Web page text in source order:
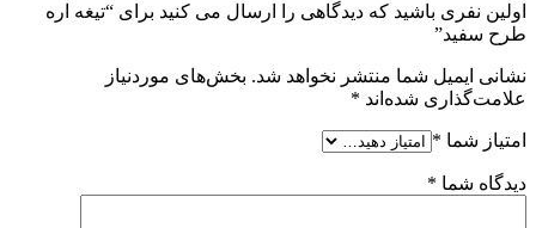
اولین نفری باشید که دیدگاهی را ارسال می کنید برای “تیغه اره
طرح سفید”
نشانی ایمیل شما منتشر نخواهد شد. بخش‌های موردنیاز
علامت‌گذاری شده‌اند *
امتیاز شما *
دیدگاه شما *